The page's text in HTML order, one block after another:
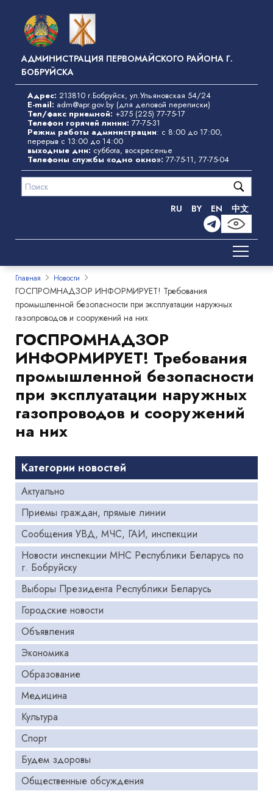
основному
содержанию
АДМИНИСТРАЦИЯ ПЕРВОМАЙСКОГО РАЙОНА Г.
БОБРУЙСКА
Адрес: 213810 г.Бобруйск, ул.Ульяновская 54/24
E-mail: adm@apr.gov.by (для деловой переписки)
Тел/факс приемной: +375 (225) 77-75-17
Телефон горячей линии: 77-75-31
Режим работы администрации: с 8:00 до 17:00,
перерыв с 13:00 до 14:00
выходные дни: суббота, воскресенье
Телефоны службы «одно окно»: 77-75-11, 77-75-04
RU BY EN 中文
Главная Новости
ГОСПРОМНАДЗОР ИНФОРМИРУЕТ! Требования
промышленной безопасности при эксплуатации наружных
газопроводов и сооружений на них
ГОСПРОМНАДЗОР
ИНФОРМИРУЕТ! Требования
промышленной безопасности
при эксплуатации наружных
газопроводов и сооружений
на них
Категории новостей
Актуально
Приемы граждан, прямые линии
Сообщения УВД, МЧС, ГАИ, инспекции
Новости инспекции МНС Республики Беларусь по
г. Бобруйску
Выборы Президента Республики Беларусь
Городские новости
Объявления
Экономика
Образование
Медицина
Культура
Спорт
Будем здоровы
Общественные обсуждения